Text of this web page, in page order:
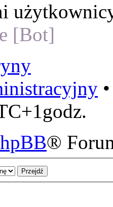
[Bot]
®